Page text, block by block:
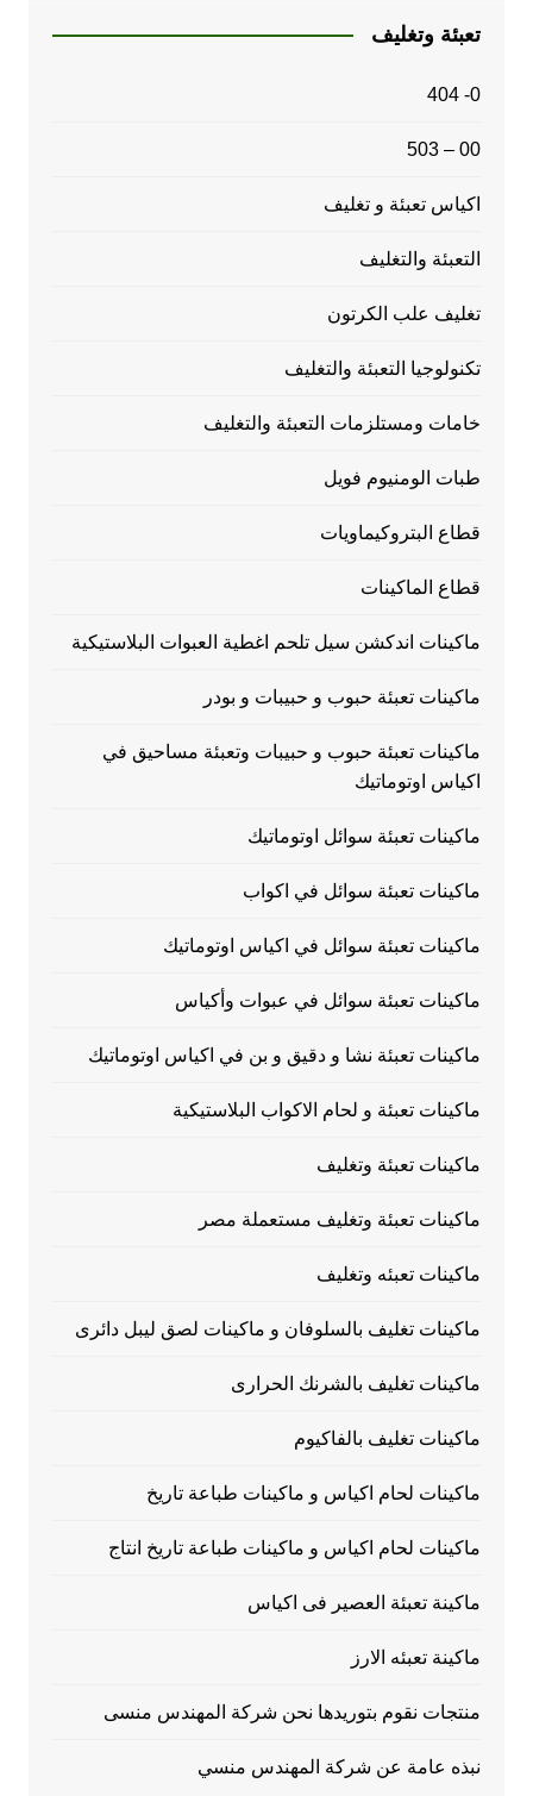
تعبئة وتغليف
0- 404
00 – 503
اكياس تعبئة و تغليف
التعبئة والتغليف
تغليف علب الكرتون
تكنولوجيا التعبئة والتغليف
خامات ومستلزمات التعبئة والتغليف
طبات الومنيوم فويل
قطاع البتروكيماويات
قطاع الماكينات
ماكينات اندكشن سيل تلحم اغطية العبوات البلاستيكية
ماكينات تعبئة حبوب و حبيبات و بودر
ماكينات تعبئة حبوب و حبيبات وتعبئة مساحيق في
اكياس اوتوماتيك
ماكينات تعبئة سوائل اوتوماتيك
ماكينات تعبئة سوائل في اكواب
ماكينات تعبئة سوائل في اكياس اوتوماتيك
ماكينات تعبئة سوائل في عبوات وأكياس
ماكينات تعبئة نشا و دقيق و بن في اكياس اوتوماتيك
ماكينات تعبئة و لحام الاكواب البلاستيكية
ماكينات تعبئة وتغليف
ماكينات تعبئة وتغليف مستعملة مصر
ماكينات تعبئه وتغليف
ماكينات تغليف بالسلوفان و ماكينات لصق ليبل دائرى
ماكينات تغليف بالشرنك الحرارى
ماكينات تغليف بالفاكيوم
ماكينات لحام اكياس و ماكينات طباعة تاريخ
ماكينات لحام اكياس و ماكينات طباعة تاريخ انتاج
ماكينة تعبئة العصير فى اكياس
ماكينة تعبئه الارز
منتجات نقوم بتوريدها نحن شركة المهندس منسى
نبذه عامة عن شركة المهندس منسي